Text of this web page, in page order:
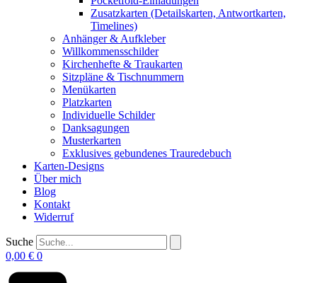
Zusatzkarten (Detailskarten, Antwortkarten,
Timelines)
Anhänger & Aufkleber
Willkommensschilder
Kirchenhefte & Traukarten
Sitzpläne & Tischnummern
Menükarten
Platzkarten
Individuelle Schilder
Danksagungen
Musterkarten
Exklusives gebundenes Trauredebuch
Karten-Designs
Über mich
Blog
Kontakt
Widerruf
Suche
0,00 € 0